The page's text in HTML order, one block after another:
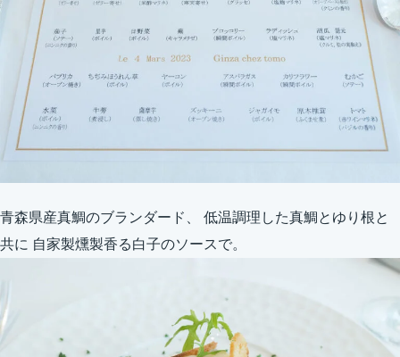
青森県産真鯛のブランダード、 低温調理した真鯛とゆり根と
共に 自家製燻製香る白子のソースで。